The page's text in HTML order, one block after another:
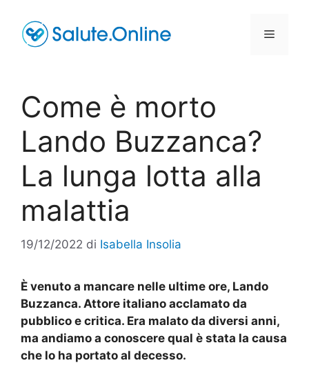
contenuto
Menu
Come è morto
Lando Buzzanca?
La lunga lotta alla
malattia
19/12/2022 di Isabella Insolia
È venuto a mancare nelle ultime ore, Lando
Buzzanca. Attore italiano acclamato da
pubblico e critica. Era malato da diversi anni,
ma andiamo a conoscere qual è stata la causa
che lo ha portato al decesso.